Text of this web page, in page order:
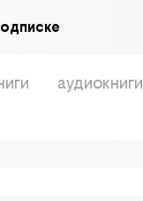
аудиокниги